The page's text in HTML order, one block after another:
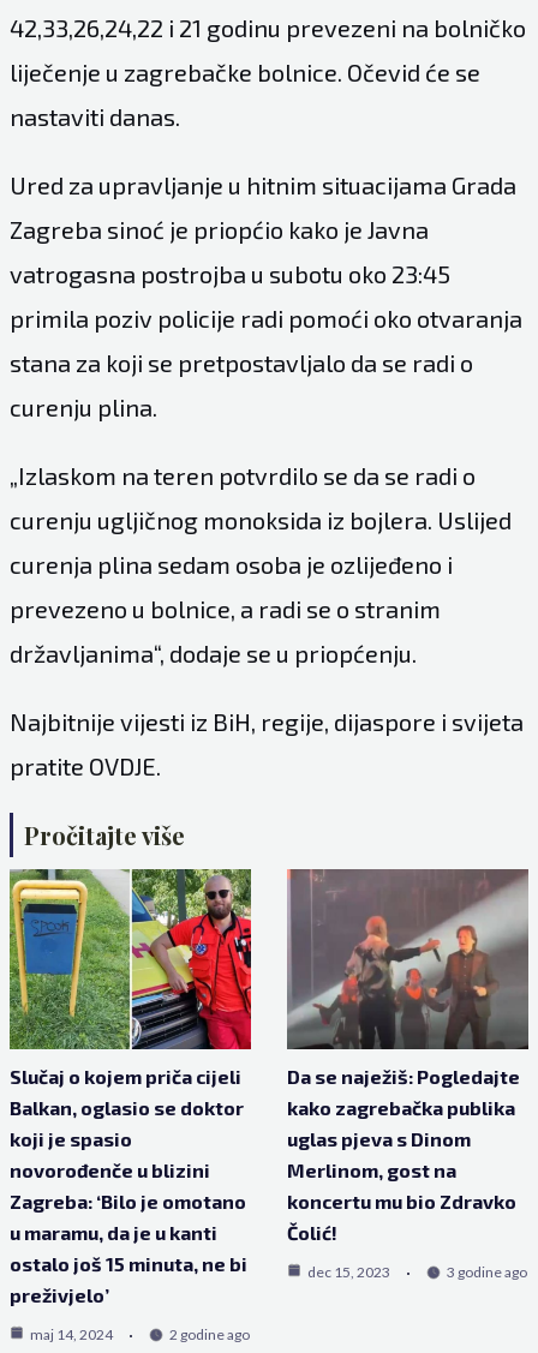
42,33,26,24,22 i 21 godinu prevezeni na bolničko
liječenje u zagrebačke bolnice. Očevid će se
nastaviti danas.
Ured za upravljanje u hitnim situacijama Grada
Zagreba sinoć je priopćio kako je Javna
vatrogasna postrojba u subotu oko 23:45
primila poziv policije radi pomoći oko otvaranja
stana za koji se pretpostavljalo da se radi o
curenju plina.
„Izlaskom na teren potvrdilo se da se radi o
curenju ugljičnog monoksida iz bojlera. Uslijed
curenja plina sedam osoba je ozlijeđeno i
prevezeno u bolnice, a radi se o stranim
državljanima“, dodaje se u priopćenju.
Najbitnije vijesti iz BiH, regije, dijaspore i svijeta
pratite OVDJE.
Pročitajte više
Slučaj o kojem priča cijeli
Balkan, oglasio se doktor
koji je spasio
novorođenče u blizini
Zagreba: ‘Bilo je omotano
u maramu, da je u kanti
ostalo još 15 minuta, ne bi
preživjelo’
maj 14, 2024 2 godine ago
Da se naježiš: Pogledajte
kako zagrebačka publika
uglas pjeva s Dinom
Merlinom, gost na
koncertu mu bio Zdravko
Čolić!
dec 15, 2023 3 godine ago